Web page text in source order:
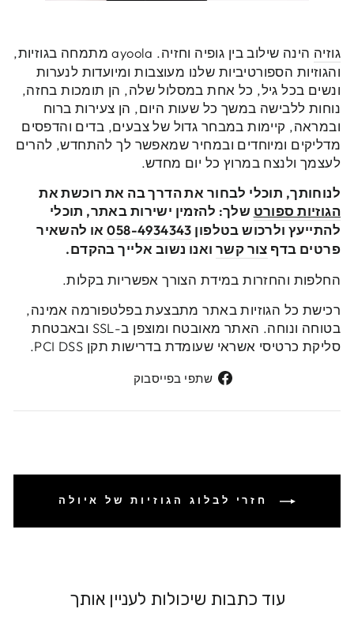
גוזיה
הינה שילוב בין גופיה וחזיה. ayoola מתמחה בגוזיות,
והגוזיות הספורטיביות שלנו מעוצבות ומיועדות לנערות
ונשים בכל גיל, כל אחת במסלול שלה, הן תומכות בחזה,
נוחות ללבישה במשך כל שעות היום, הן צעירות ברוח
ובמראה, קיימות במבחר גדול של צבעים, בדים והדפסים
מדליקים ומיוחדים ובמחיר שמאפשר לך להתחדש, להרים
לעצמך ולנצח במרוץ כל יום מחדש.
לנוחותך, תוכלי לבחור את הדרך בה את רוכשת את
הגוזיות ספורט שלך: להזמין ישירות באתר, תוכלי
להתייעץ ולרכוש בטלפון 058-4934343או להשאיר
פרטים בדף צור קשר ואנו נשוב אלייך בהקדם.
החלפות והחזרות במידת הצורך אפשריות בקלות.
רכישת כל הגוזיות באתר מתבצעת בפלטפורמה אמינה,
בטוחה ונוחה. האתר מאובטח ומוצפן ב-SSL ובאבטחת
סליקת כרטיסי אשראי שעומדת בדרישות תקן PCI DSS.
שתפי בפייסבוק
חזרי לבלוג הגוזיות של איולה
עוד כתבות שיכולות לעניין אותך